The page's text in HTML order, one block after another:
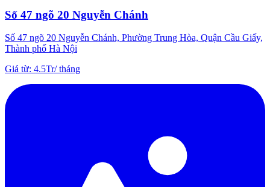
Số 47 ngõ 20 Nguyễn Chánh
Số 47 ngõ 20 Nguyễn Chánh, Phường Trung Hòa, Quận Cầu Giấy,
Thành phố Hà Nội
Giá từ: 4.5Tr/tháng